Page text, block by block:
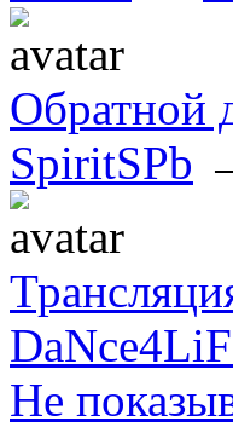
Обратной
SpiritSPb
Не